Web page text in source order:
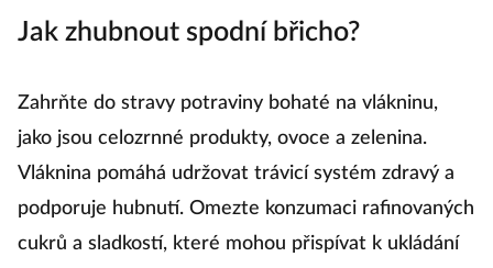
Jak zhubnout spodní břicho?
Zahrňte do stravy potraviny bohaté na vlákninu,
jako jsou celozrnné produkty, ovoce a zelenina.
Vláknina pomáhá udržovat trávicí systém zdravý a
podporuje hubnutí. Omezte konzumaci rafinovaných
cukrů a sladkostí, které mohou přispívat k ukládání